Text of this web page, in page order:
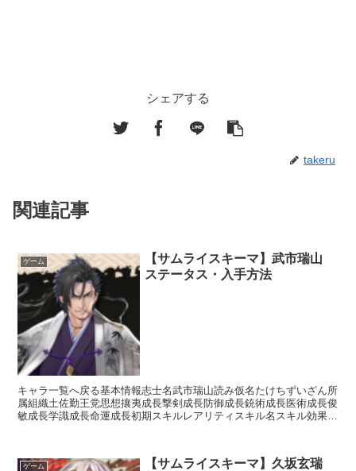
シェアする
takeru
関連記事
ゲーム
【サムライスキーマ】武市瑞山
ステータス・入手方法
キャラ一覧へ戻る基本情報志士名武市瑞山読み仮名たけちずいざん所
属組織土佐勤王党思想攘夷成長撃剣成長防御成長銃術成長医術成長俊
敏成長学識成長命運成長初期スキルレアリティスキル名スキル効果R
ゲーム
【サムライスキーマ】久坂玄瑞